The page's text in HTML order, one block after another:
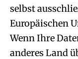
selbst
Europäischen
Wenn Ihre
anderes Land